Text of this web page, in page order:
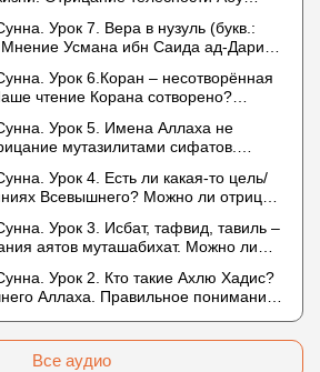
ад-Дарими. Иман – это слова,
Урок 7. Вера в нузуль (букв.:
Усмана ибн Саида ад-Дарими
движением?
Урок 6.Коран – несотворённая
чтение Корана сотворено?
Урок 5. Имена Аллаха не
мутазилитами сифатов.
Урок 4. Есть ли какая-то цель/
Всевышнего? Можно ли отрицать
и Сунне? Концепция ибн
Урок 3. Исбат, тафвид, тавиль –
аятов муташабихат. Можно ли
сифата «биля кейфа»
Урок 2. Кто такие Ахлю Хадис?
Аллаха. Правильное понимание
Все аудио